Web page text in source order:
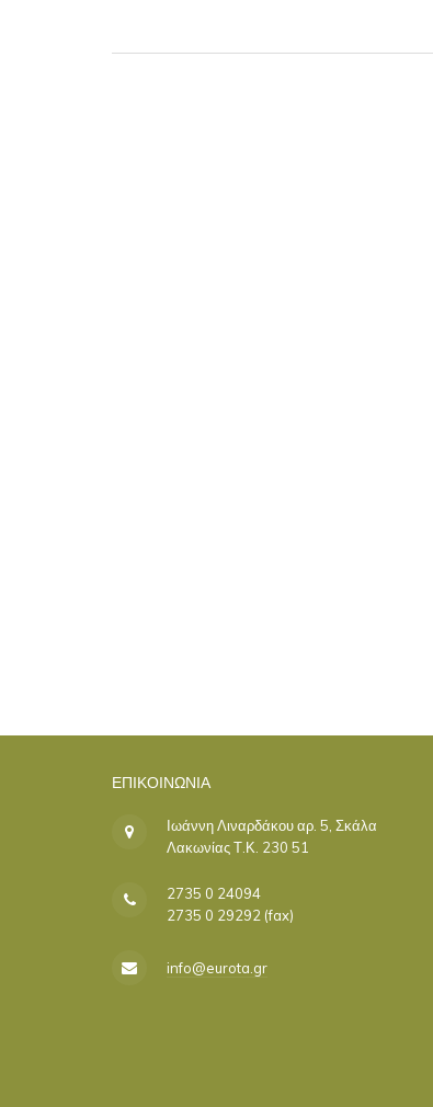
ΕΠΙΚΟΙΝΩΝΊΑ
Ιωάννη Λιναρδάκου αρ. 5, Σκάλα
Λακωνίας Τ.Κ. 230 51
2735 0 24094
2735 0 29292 (fax)
info@eurota.gr